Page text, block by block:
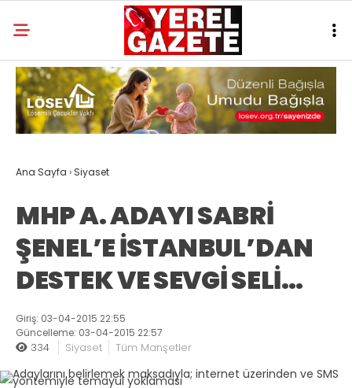
Ana Sayfa › Siyaset
MHP A. ADAYI SABRİ
ŞENEL’E İSTANBUL’DAN
DESTEK VE SEVGİ SELİ…
Giriş: 03-04-2015 22:55
Güncelleme: 03-04-2015 22:57
334 Siyaset Tüm Manşetler